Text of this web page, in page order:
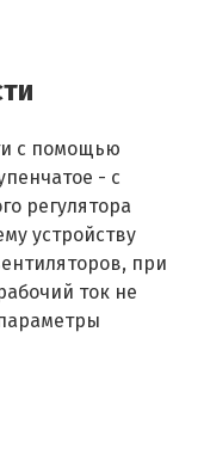
с помощью
- с
регулятора
устройству
при
ток не